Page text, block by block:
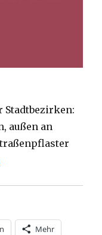
Stadtbezirken:
außen an
Raum“
Mehr